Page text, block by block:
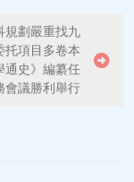
規劃嚴重找九
托項目多卷本
通史》編纂任
會議勝利舉行